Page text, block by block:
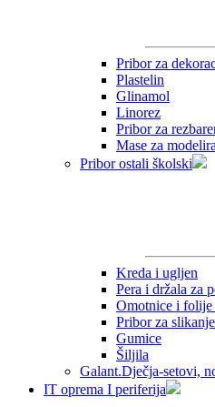
Pribor za
Plastelin
Glinamol
Linorez
Pribor za
Mase za
Pribor ostali školski
Kreda i ugljen
Pera i držala za
Omotnice i folije
Pribor za
Gumice
Šiljila
Galant.Dječja-setovi,
IT oprema I periferija